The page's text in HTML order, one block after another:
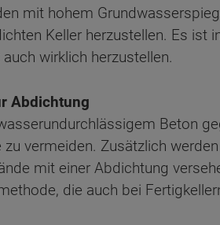
mit hohem
Keller herzustellen. Es
wirklich herzustellen.
Abdichtung
Beton
vermeiden. Zusätzlich
mit einer Abdichtung
die auch bei